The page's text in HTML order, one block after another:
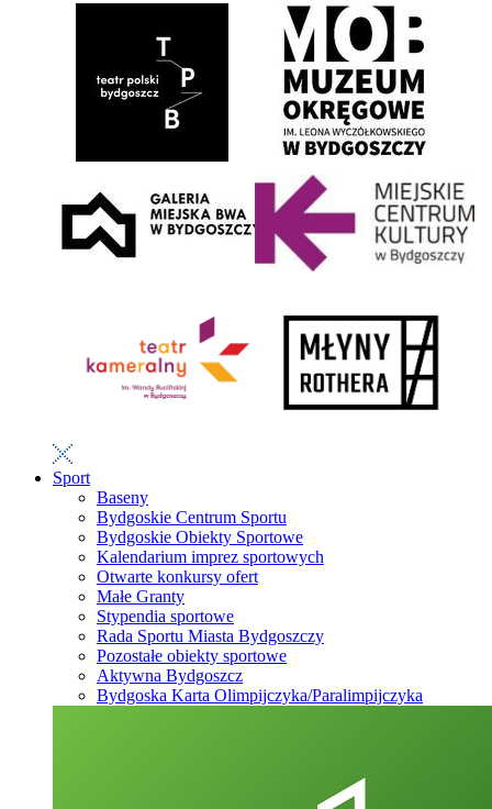
Sport
Baseny
Bydgoskie Centrum Sportu
Bydgoskie Obiekty Sportowe
Kalendarium imprez sportowych
Otwarte konkursy ofert
Małe Granty
Stypendia sportowe
Rada Sportu Miasta Bydgoszczy
Pozostałe obiekty sportowe
Aktywna Bydgoszcz
Bydgoska Karta Olimpijczyka/Paralimpijczyka